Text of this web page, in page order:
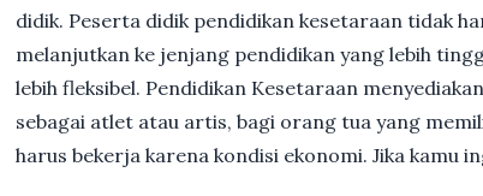
didik. Peserta didik pendidikan kesetaraan tidak
melanjutkan ke jenjang pendidikan yang lebih
lebih fleksibel. Pendidikan Kesetaraan
sebagai atlet atau artis, bagi orang tua yang
harus bekerja karena kondisi ekonomi. Jika kamu